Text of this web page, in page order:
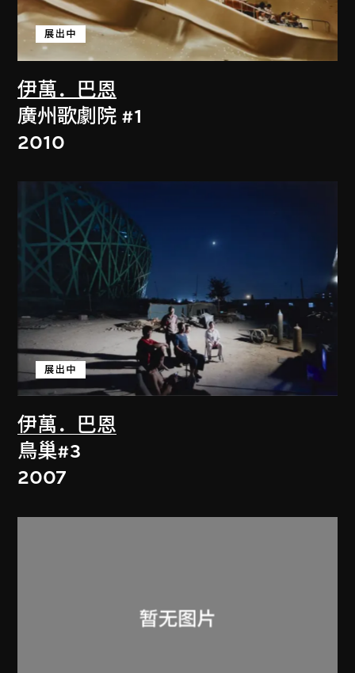
伊萬．巴恩
展出中
廣州歌劇院 #1
2010
伊萬．巴恩
展出中
鳥巢#3
2007